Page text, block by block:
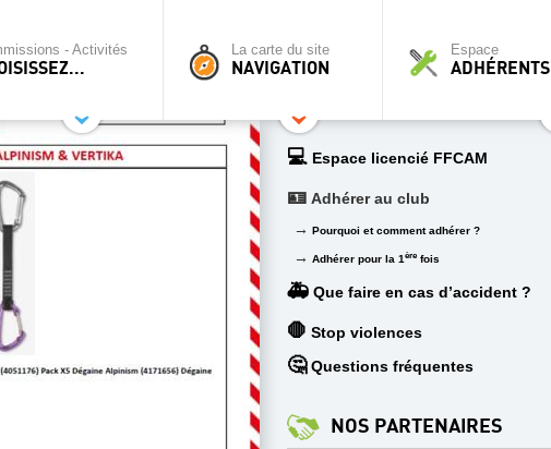
- Activités La carte du site
NAVIGATION
Espace
ADHÉRENTS
💻 Espace licencié FFCAM
🪪 Adhérer au club
→ Pourquoi et comment adhérer ?
→ Adhérer pour la 1 èrefois
🚑 Que faire en cas d’accident ?
🛑 Stop violences
🤔Questions fréquentes
NOS PARTENAIRES